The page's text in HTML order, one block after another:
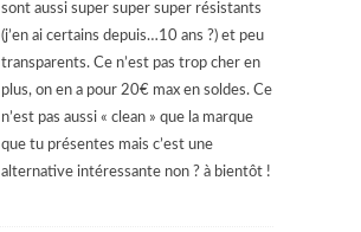
sont aussi super super super résistants
(j’en ai certains depuis…10 ans ?) et peu
transparents. Ce n’est pas trop cher en
plus, on en a pour 20€ max en soldes. Ce
n’est pas aussi « clean » que la marque
que tu présentes mais c’est une
alternative intéressante non ? à bientôt !